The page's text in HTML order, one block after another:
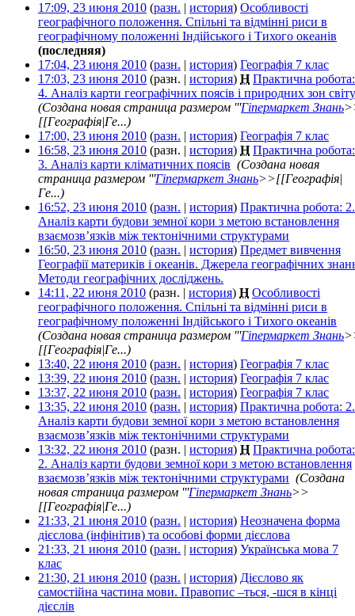
17:09, 23 июня 2010 (разн. | история) Особливості
географічного положення. Спільні та відмінні риси в
географічному положенні Індійського і Тихого океанів
(последняя)
17:04, 23 июня 2010 (разн. | история) Географія 7 клас
17:03, 23 июня 2010 (разн. | история) Н Практична робота:
4. Аналіз карти географічних поясів і природних зон світу
(Создана новая страница размером '''Гіпермаркет Знань
[[Географія|Ге...)
17:00, 23 июня 2010 (разн. | история) Географія 7 клас
16:58, 23 июня 2010 (разн. | история) Н Практична робота:
3. Аналіз карти кліматичних поясів (Создана новая
страница размером '''Гіпермаркет Знань>>[[Географія|
Ге...)
16:52, 23 июня 2010 (разн. | история) Практична робота: 2.
Аналіз карти будови земної кори з метою встановлення
взаємозв’язків між тектонічними структурами
16:50, 23 июня 2010 (разн. | история) Предмет вивчення
Географії материків і океанів. Джерела географічних
Методи географічних досліджень.
14:11, 22 июня 2010 (разн. | история) Н Особливості
географічного положення. Спільні та відмінні риси в
географічному положенні Індійського і Тихого океанів
(Создана новая страница размером '''Гіпермаркет Знань
[[Географія|Ге...)
13:40, 22 июня 2010 (разн. | история) Географія 7 клас
13:39, 22 июня 2010 (разн. | история) Географія 7 клас
13:37, 22 июня 2010 (разн. | история) Географія 7 клас
13:35, 22 июня 2010 (разн. | история) Практична робота: 2.
Аналіз карти будови земної кори з метою встановлення
взаємозв’язків між тектонічними структурами
13:32, 22 июня 2010 (разн. | история) Н Практична робота:
2. Аналіз карти будови земної кори з метою встановлення
взаємозв’язків між тектонічними структурами (Создана
новая страница размером '''Гіпермаркет Знань>>
[[Географія|Ге...)
21:33, 21 июня 2010 (разн. | история) Неозначена форма
дієслова (інфінітив) та особові форми дієслова
21:33, 21 июня 2010 (разн. | история) Українська мова 7
клас
21:30, 21 июня 2010 (разн. | история) Дієслово як
самостійна частина мови. Правопис –ться, -шся в кінці
дієслів